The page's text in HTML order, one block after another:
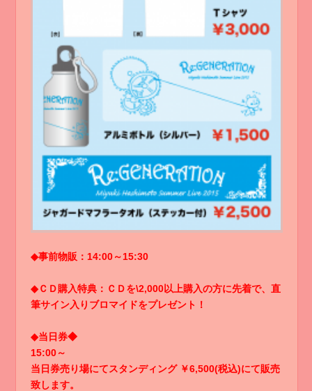
◆事前物販：14:00～15:30
◆ＣＤ購入特典：ＣＤを\2,000以上購入の方に先着で、直
筆サイン入りブロマイドをプレゼント！
◆当日券◆
15:00～
当日券売り場にてスタンディング ￥6,500(税込)にて販売
致します。